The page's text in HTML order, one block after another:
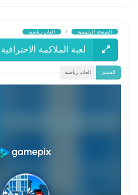
الصفحة الرئيسية / العاب رياضية
لعبة الملاكمة الاحترافية
القسم العاب رياضية